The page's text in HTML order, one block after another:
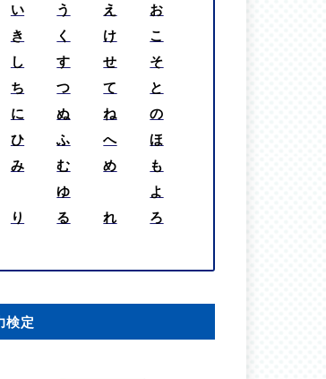
い う え
お
き く け
こ
し す せ
そ
ち つ て
と
に ぬ ね
の
ひ ふ へ
ほ
み む め
も
ゆ
よ
り る れ
ろ
検定